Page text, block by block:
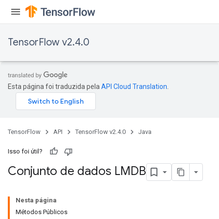
TensorFlow v2.4.0
Esta página foi traduzida pela API Cloud Translation
TensorFlow API TensorFlow v2.4.0 Java
Isso foi útil?
Conjunto de dados LMDB
Nesta página
Métodos Públicos